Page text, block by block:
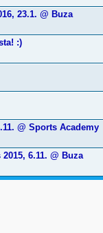
23.1. @ Buza
:)
@ Sports Academy
6.11. @ Buza